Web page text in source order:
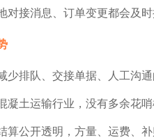
对接消息、订单变更都会及
少排队、交接单据、人工沟
凝土运输行业，没有多余花
算公开透明，方量、运费、